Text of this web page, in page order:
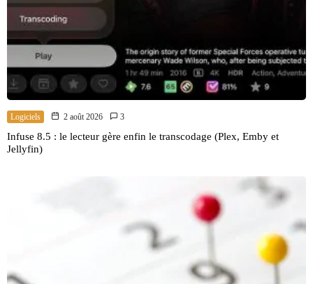
Logiciels 2 août 2026 3
Infuse 8.5 : le lecteur gère enfin le transcodage (Plex, Emby et
Jellyfin)